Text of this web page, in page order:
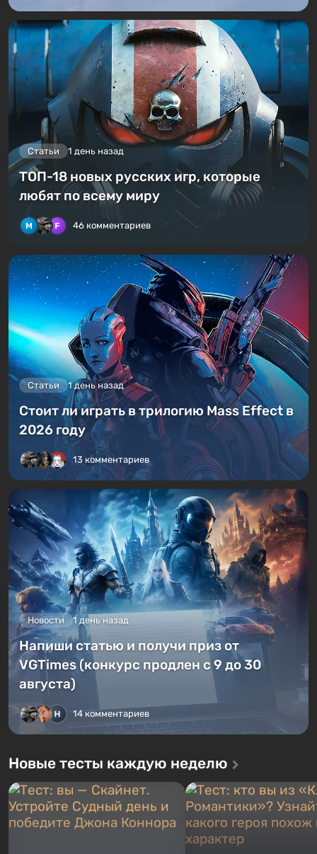
Статьи 1 день назад
ТОП-18 новых русских игр, которые
любят по всему миру
46 комментариев
Статьи 1 день назад
Стоит ли играть в трилогию Mass Effect в
2026 году
13 комментариев
Новости 1 день назад
Напиши статью и получи приз от
VGTimes (конкурс продлен с 9 до 30
августа)
14 комментариев
Новые тесты каждую неделю